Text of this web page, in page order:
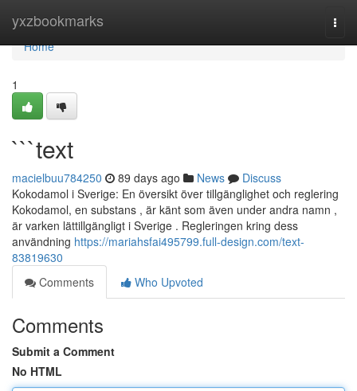
yxzbookmarks
Home
Home
1
```text
macielbuu784250 89 days ago News
Discuss
Kokodamol i Sverige: En översikt över tillgänglighet och reglering
Kokodamol, en substans , är känt som även under andra namn ,
är varken lättillgängligt i Sverige . Regleringen kring dess
användning https://mariahsfai495799.full-design.com/text-
83819630
Comments
Who Upvoted
Comments
Submit a Comment
No HTML